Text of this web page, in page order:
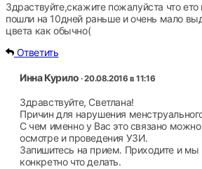
Здраствуйте,скажите пожалуйста что
пошли на 10дней раньше и очень мало
цвета как обычно(
Ответить
Инна Курило· 20.08.2016 в 11:16
Здравствуйте, Светлана!
Причин для нарушения
С чем именно у Вас это связано
осмотре и проведения УЗИ.
Запишитесь на прием. Приходите и
конкретно что делать.